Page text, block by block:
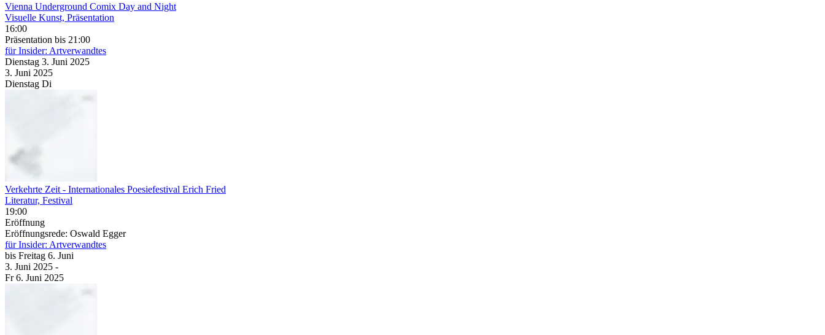
Vienna Underground Comix Day and Night
Visuelle Kunst, Präsentation
16:00
Präsentation bis 21:00
für Insider: Artverwandtes
Dienstag 3. Juni 2025
3. Juni 2025
Dienstag Di
Verkehrte Zeit - Internationales Poesiefestival Erich Fried
Literatur, Festival
19:00
Eröffnung
Eröffnungsrede: Oswald Egger
für Insider: Artverwandtes
bis Freitag 6. Juni
3. Juni 2025 -
Fr6. Juni 2025